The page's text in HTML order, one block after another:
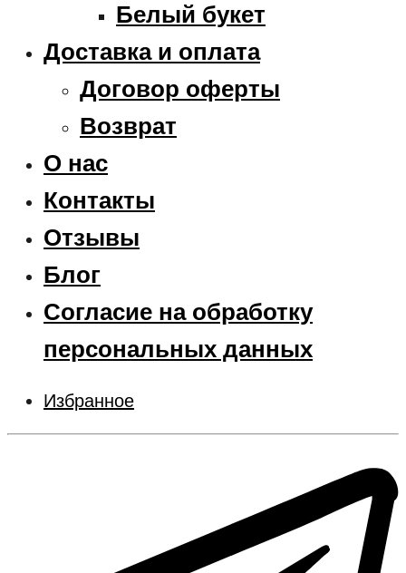
Белый букет
Доставка и оплата
Договор оферты
Возврат
О нас
Контакты
Отзывы
Блог
Согласие на обработку
персональных данных
Избранное